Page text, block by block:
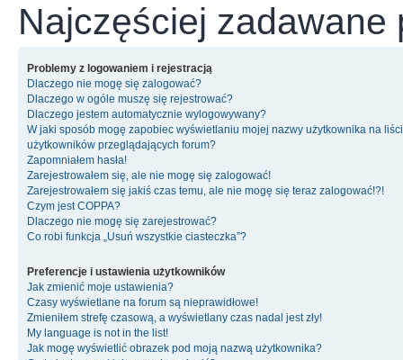
Najczęściej zadawane
Problemy z logowaniem i rejestracją
Dlaczego nie mogę się zalogować?
Dlaczego w ogóle muszę się rejestrować?
Dlaczego jestem automatycznie wylogowywany?
W jaki sposób mogę zapobiec wyświetlaniu mojej nazwy użytkownika na
użytkowników przeglądających forum?
Zapomniałem hasła!
Zarejestrowałem się, ale nie mogę się zalogować!
Zarejestrowałem się jakiś czas temu, ale nie mogę się teraz zalogować!?!
Czym jest COPPA?
Dlaczego nie mogę się zarejestrować?
Co robi funkcja „Usuń wszystkie ciasteczka”?
Preferencje i ustawienia użytkowników
Jak zmienić moje ustawienia?
Czasy wyświetlane na forum są nieprawidłowe!
Zmieniłem strefę czasową, a wyświetlany czas nadal jest zły!
My language is not in the list!
Jak mogę wyświetlić obrazek pod moją nazwą użytkownika?